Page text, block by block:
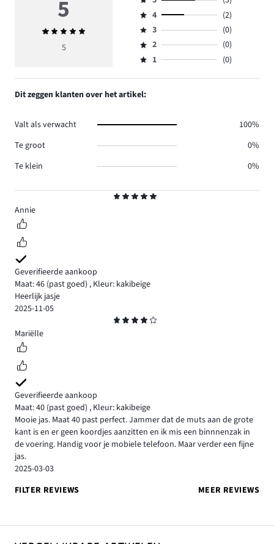
5
Annie
Geverifieerde aankoop
Maat: 46 (past goed) , Kleur: kakibeige
Heerlijk jasje
2025-11-05
4
Mariëlle
Geverifieerde aankoop
Maat: 40 (past goed) , Kleur: kakibeige
Mooie jas. Maat 40 past perfect. Jammer dat de muts aan de grote
kant is en er geen koordjes aanzitten en ik mis een binnnenzak in
de voering. Handig voor je mobiele telefoon. Maar verder een fijne
jas.
2025-03-03
FILTER REVIEWS
MEER REVIEWS
5
Gemiddelde
beoordeling
5
Beoordeling
5,
aantal
reviews
3.
Beoordeling
4,
aantal
reviews
4
(2)
Beoordeling
3,
aantal
3
(0)
Beoordeling
2,
0.
2
(0)
Beoordeling
1,
aantal
reviews
1 (0)
Dit zeggen klanten over het artikel:
Valt als verwacht
100%
Te groot
0%
Te klein
0%